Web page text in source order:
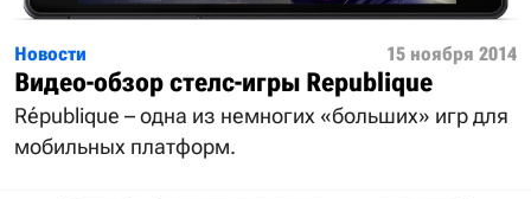
Новости 15 ноября 2014
Видео-обзор стелс-игры Republique
République – одна из немногих «больших» игр для
мобильных платформ.